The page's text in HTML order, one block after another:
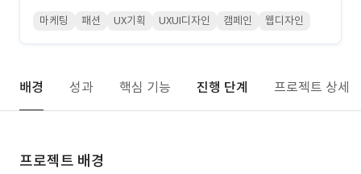
마케팅 패션 UX기획 UXUI디자인 캠페인 웹디자인
배경 성과 핵심 기능 진행 단계 프로젝트 상세
프로젝트 배경